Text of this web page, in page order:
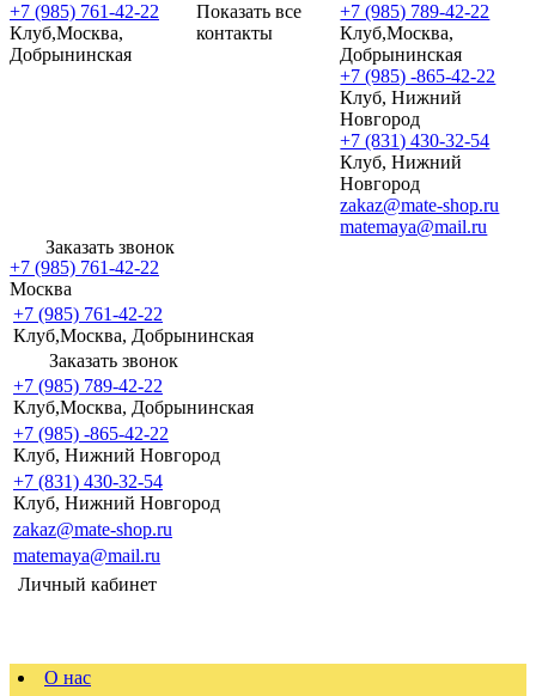
+7 (985) 761-42-22
Клуб,Москва,
Добрынинская
Показать все
контакты
+7 (985) 789-42-22
Клуб,Москва,
Добрынинская
+7 (985) -865-42-22
Клуб, Нижний
Новгород
+7 (831) 430-32-54
Клуб, Нижний
Новгород
zakaz@mate-shop.ru
matemaya@mail.ru
Заказать звонок
+7 (985) 761-42-22
Москва
+7 (985) 761-42-22
Клуб,Москва, Добрынинская
Заказать звонок
+7 (985) 789-42-22
Клуб,Москва, Добрынинская
+7 (985) -865-42-22
Клуб, Нижний Новгород
+7 (831) 430-32-54
Клуб, Нижний Новгород
zakaz@mate-shop.ru
matemaya@mail.ru
Личный кабинет
О нас